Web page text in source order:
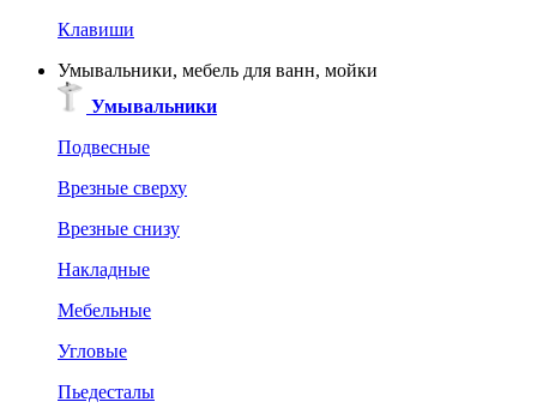
Клавиши
Умывальники, мебель для ванн, мойки
Умывальники
Подвесные
Врезные сверху
Врезные снизу
Накладные
Мебельные
Угловые
Пьедесталы